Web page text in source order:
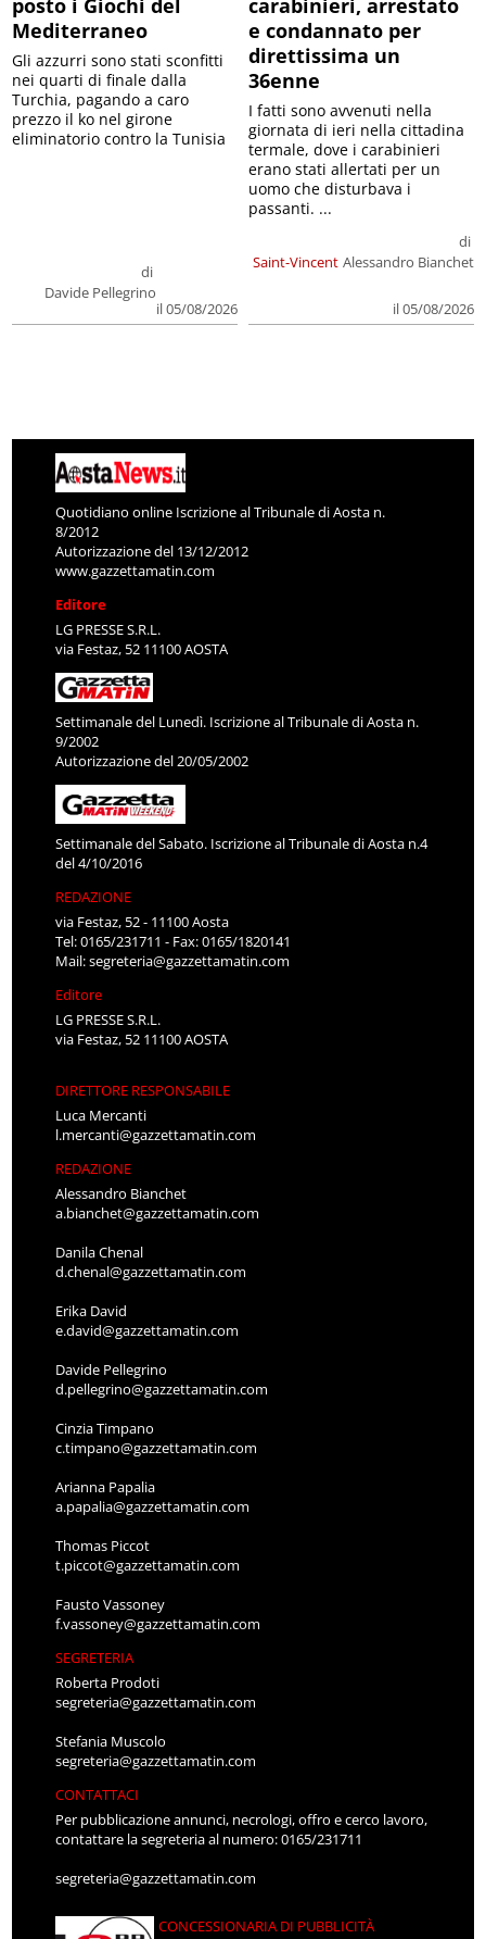
Mediterraneo
di
Davide Pellegrino
il 05/08/2026
Gli azzurri sono stati sconfitti
nei quarti di finale dalla
Turchia, pagando a caro
prezzo il ko nel girone
eliminatorio contro la Tunisia
e condannato per
direttissima un
36enne
Saint-Vincent
di
Alessandro Bianchet
il 05/08/2026
I fatti sono avvenuti nella
giornata di ieri nella cittadina
termale, dove i carabinieri
erano stati allertati per un
uomo che disturbava i
passanti. ...
Quotidiano online Iscrizione al Tribunale di Aosta n.
8/2012
Autorizzazione del 13/12/2012
www.gazzettamatin.com
Editore
LG PRESSE S.R.L.
via Festaz, 52 11100 AOSTA
Settimanale del Lunedì. Iscrizione al Tribunale di Aosta n.
9/2002
Autorizzazione del 20/05/2002
Settimanale del Sabato. Iscrizione al Tribunale di Aosta n.4
del 4/10/2016
REDAZIONE
via Festaz, 52 - 11100 Aosta
Tel: 0165/231711 - Fax: 0165/1820141
Mail:segreteria@gazzettamatin.com
Editore
LG PRESSE S.R.L.
via Festaz, 52 11100 AOSTA
DIRETTORE RESPONSABILE
Luca Mercanti
l.mercanti@gazzettamatin.com
REDAZIONE
Alessandro Bianchet
a.bianchet@gazzettamatin.com
Danila Chenal
d.chenal@gazzettamatin.com
Erika David
e.david@gazzettamatin.com
Davide Pellegrino
d.pellegrino@gazzettamatin.com
Cinzia Timpano
c.timpano@gazzettamatin.com
Arianna Papalia
a.papalia@gazzettamatin.com
Thomas Piccot
t.piccot@gazzettamatin.com
Fausto Vassoney
f.vassoney@gazzettamatin.com
SEGRETERIA
Roberta Prodoti
segreteria@gazzettamatin.com
Stefania Muscolo
segreteria@gazzettamatin.com
CONTATTACI
Per pubblicazione annunci, necrologi, offro e cerco lavoro,
contattare la segreteria al numero: 0165/231711
segreteria@gazzettamatin.com
CONCESSIONARIA DI PUBBLICITÀ